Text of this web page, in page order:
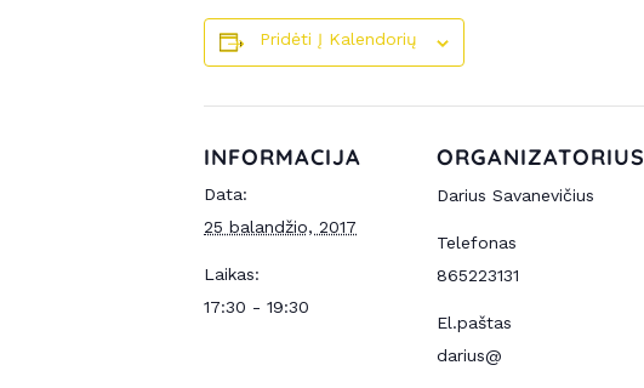
Pridėti Į Kalendorių
INFORMACIJA
Data:
25 balandžio, 2017
Laikas:
17:30 - 19:30
ORGANIZATORIUS
Darius Savanevičius
Telefonas
865223131
El.paštas
darius@